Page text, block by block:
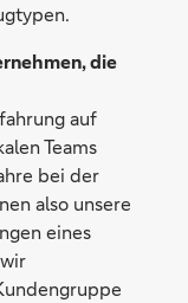
die
auf
Teams
bei der
also unsere
eines